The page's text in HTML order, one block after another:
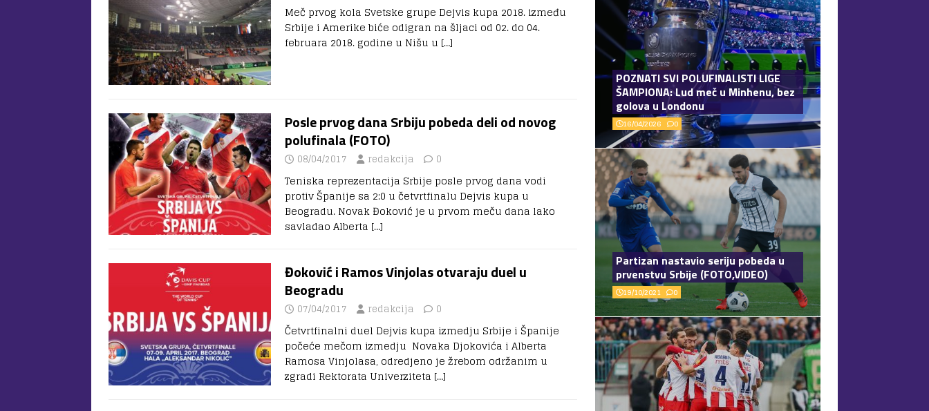
Meč prvog kola Svetske grupe Dejvis kupa 2018. između
Srbije i Amerike biće odigran na šljaci od 02. do 04.
februara 2018. godine u Nišu u […]
Posle prvog dana Srbiju pobeda deli od novog
polufinala (FOTO)
08/04/2017 redakcija 0
Teniska reprezentacija Srbije posle prvog dana vodi
protiv Španije sa 2:0 u četvrtfinalu Dejvis kupa u
Beogradu. Novak Đoković je u prvom meču dana lako
savladao Alberta […]
Đoković i Ramos Vinjolas otvaraju duel u
Beogradu
07/04/2017 redakcija 0
Četvrtfinalni duel Dejvis kupa izmedju Srbije i Španije
počeće mečom izmedju Novaka Djokovića i Alberta
Ramosa Vinjolasa, odredjeno je žrebom održanim u
zgradi Rektorata Univerziteta […]
POZNATI SVI POLUFINALISTI LIGE
ŠAMPIONA: Lud meč u Minhenu, bez
golova u Londonu
16/04/2026 0
Partizan nastavio seriju pobeda u
prvenstvu Srbije (FOTO,VIDEO)
19/10/2021 0